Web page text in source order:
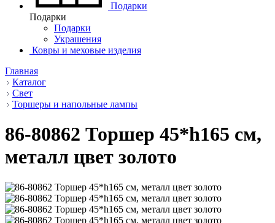
Подарки
Подарки
Подарки
Украшения
Ковры и меховые изделия
Главная
Каталог
Свет
Торшеры и напольные лампы
86-80862 Торшер 45*h165 см,
металл цвет золото